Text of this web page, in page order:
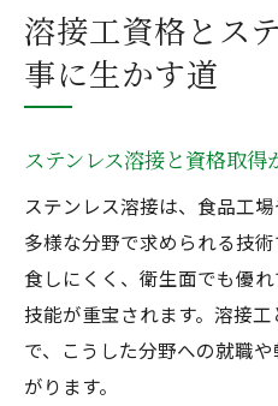
溶接国家資格で安
ステンレス溶接資
ステンレス溶接習得な
ステンレス溶接
する方法
溶接工資格とステ
強みになる
アーク溶接資格を
溶接工資格とス
事に生かす道
ステンレス溶接と資格取
ステンレス溶接は、食品工
多様な分野で求められる技
食しにくく、衛生面でも優
技能が重宝されます。溶接
で、こうした分野への就職
がります。